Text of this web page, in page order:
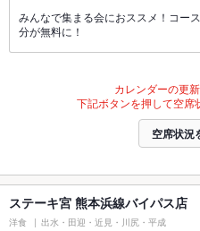
みんなで集まる会におススメ！コー
分が無料に！
カレンダーの更
下記ボタンを押して空席
空席状況
ステーキ宮 熊本浜線バイパス店
洋食 出水・田迎・近見・川尻・平成